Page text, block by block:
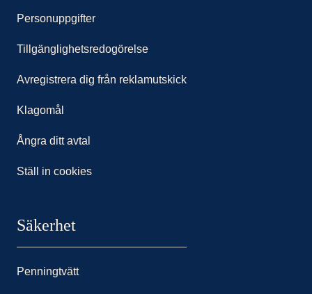
Personuppgifter
Tillgänglighetsredogörelse
Avregistrera dig från reklamutskick
Klagomål
Ångra ditt avtal
Ställ in cookies
Säkerhet
Penningtvätt